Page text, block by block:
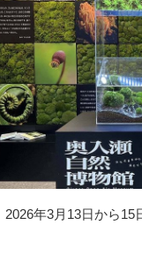
年3月13日から